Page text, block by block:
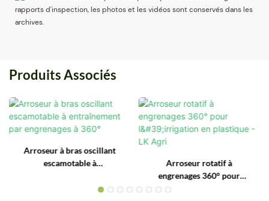
rapports d'inspection, les photos et les vidéos sont conservés dans les
archives.
Produits Associés
Arroseur à bras oscillant
escamotable à
engrenages à 360°
Arroseur rotatif à
engrenages 360° pour
l'irrigation en plastique - LK